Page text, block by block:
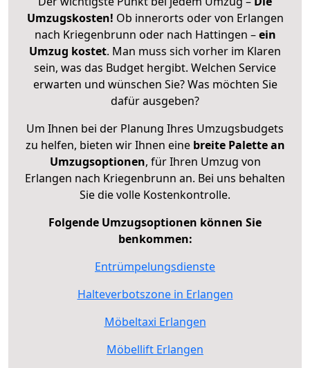
Umzugskosten! Ob innerorts oder von Erlangen
nach Kriegenbrunn oder nach Hattingen –ein
Umzug kostet. Man muss sich vorher im Klaren
sein, was das Budget hergibt. Welchen Service
erwarten und wünschen Sie? Was möchten Sie
dafür ausgeben?
Um Ihnen bei der Planung Ihres Umzugsbudgets
zu helfen, bieten wir Ihnen eine breite Palette an
Umzugsoptionen, für Ihren Umzug von
Erlangen nach Kriegenbrunn an. Bei uns behalten
Sie die volle Kostenkontrolle.
Folgende Umzugsoptionen können Sie
benkommen:
Entrümpelungsdienste
Halteverbotszone in Erlangen
Möbeltaxi Erlangen
Möbellift Erlangen